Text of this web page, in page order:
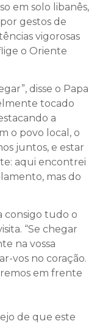
em solo libanês,
gestos de
vigorosas
o Oriente
disse o Papa
tocado
a
o povo local, o
juntos, e estar
aqui encontrei
mas do
consigo tudo o
“Se chegar
na vossa
vos no coração.
em frente
de que este